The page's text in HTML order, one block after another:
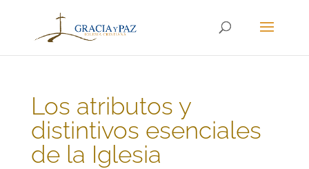
Los atributos y
distintivos esenciales
de la Iglesia